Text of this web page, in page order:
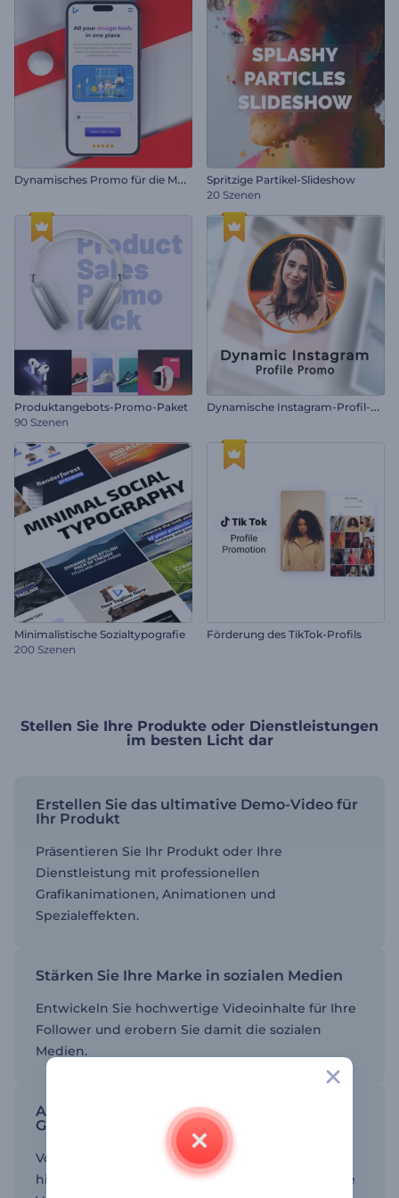
D
ynamisches Promo für die Mobile App
Spritzige Partikel-Slideshow
20 Szenen
Produktangebots-Promo-Paket
90 Szenen
D
ynamische Instagram-Profil-Promo
Minimalistische Sozialtypografie
200 Szenen
Förderung des TikTok-Profils
Stellen Sie Ihre Produkte oder Dienstleistungen
im besten Licht dar
Erstellen Sie das ultimative Demo-Video für
Ihr Produkt
Präsentieren Sie Ihr Produkt oder Ihre
Dienstleistung mit professionellen
Grafikanimationen, Animationen und
Spezialeffekten.
Stärken Sie Ihre Marke in sozialen Medien
Entwickeln Sie hochwertige Videoinhalte für Ihre
Follower und erobern Sie damit die sozialen
Medien.
Animierte Vorlagen für alle
Geschäftsbereiche
Von Gesundheitswesen und Landwirtschaft bis
hin zu Wirtschaft und Marketing - wir haben eine